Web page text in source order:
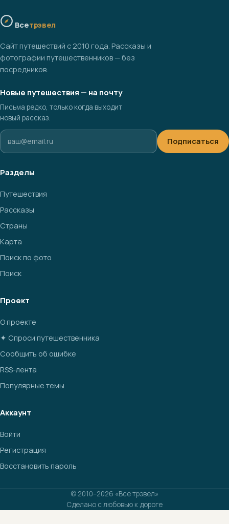
Всетрэвел
Сайт путешествий с 2010 года. Рассказы и
фотографии путешественников — без
посредников.
Новые путешествия — на почту
Письма редко, только когда выходит
новый рассказ.
Подписаться
Разделы
Путешествия
Рассказы
Страны
Карта
Поиск по фото
Поиск
Проект
О проекте
✦ Спроси путешественника
Сообщить об ошибке
RSS-лента
Популярные темы
Аккаунт
Войти
Регистрация
Восстановить пароль
© 2010–2026 «Все трэвел»
Сделано с любовью к дороге